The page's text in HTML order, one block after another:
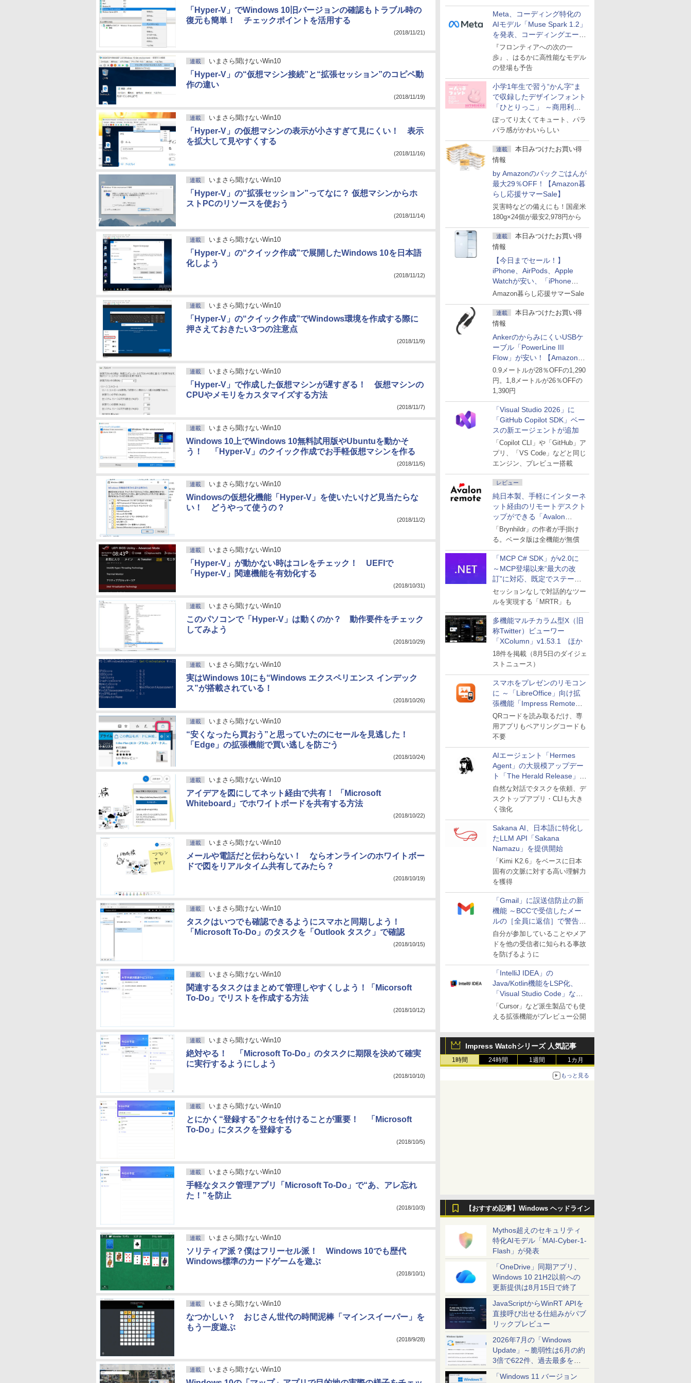
Meta、コーディング特化の
AIモデル「Muse Spark 1.2」
を発表、コーディングエージ
ェント「Muse Code」も
『フロンティアへの次の一
歩』、はるかに高性能なモデル
の登場も予告
小学1年生で習う“かん字”ま
で収録したデザインフォント
「ひとりっこ」 ～商用利用
OK
ぽってり太くてキュート、パラ
パラ感がかわいらしい
連載
本日みつけたお買い得
情報
by Amazonのパックごはんが
最大29％OFF！【Amazon暮
らし応援サマーSale】
災害時などの備えにも！国産米
180g×24個が最安2,978円から
連載
本日みつけたお買い得
情報
【今日までセール！】
iPhone、AirPods、Apple
Watchが安い、「iPhone
Air」256GB版が139,800円な
Amazon暮らし応援サマーSale
連載
本日みつけたお買い得
情報
AnkerのからみにくいUSBケ
ーブル「PowerLine III
Flow」が安い！【Amazon暮
らし応援サマーSale】
0.9メートルが28％OFFの1,290
円。1,8メートルが26％OFFの
1,390円
「Visual Studio 2026」に
「GitHub Copilot SDK」ベー
スの新エージェントが追加
「Copilot CLI」や「GitHub」ア
プリ、「VS Code」などと同じ
エンジン、プレビュー搭載
レビュー
純日本製、手軽にインターネ
ット経由のリモートデスクト
ップができる「Avalon
remote」
「Brynhildr」の作者が手掛け
る。ベータ版は全機能が無償
「MCP C# SDK」がv2.0に
～MCP登場以来“最大の改
訂”に対応、既定でステート
レスへ
セッションなしで対話的なツー
ルを実現する「MRTR」も
多機能マルチカラム型X（旧
称Twitter）ビューワー
「XColumn」v1.53.1 ほか
18件を掲載（8月5日のダイジェ
ストニュース）
スマホをプレゼンのリモコン
に ～「LibreOffice」向け拡
張機能「Impress Remote」
が公開
QRコードを読み取るだけ、専
用アプリもペアリングコードも
不要
AIエージェント「Hermes
Agent」の大規模アップデー
ト「The Herald Release」が
公開
自然な対話でタスクを依頼、デ
スクトップアプリ・CLIも大き
く強化
Sakana AI、日本語に特化し
たLLM API「Sakana
Namazu」を提供開始
「Kimi K2.6」をベースに日本
固有の文脈に対する高い理解力
を獲得
「Gmail」に誤送信防止の新
機能 ～BCCで受信したメー
ルの［全員に返信］で警告を
表示
自分が参加していることやメア
ドを他の受信者に知られる事故
を防げるように
「IntelliJ IDEA」の
Java/Kotlin機能をLSP化、
「Visual Studio Code」など
にも開放
「Cursor」など派生製品でも使
える拡張機能がプレビュー公開
Impress Watchシリーズ 人気記事
1時間 24時間 1週間 1カ月
もっと見る
【おすすめ記事】Windows ヘッドライン
Mythos超えのセキュリティ
特化AIモデル「MAI-Cyber-1-
Flash」が発表
「OneDrive」同期アプリ、
Windows 10 21H2以前への
更新提供は8月15日で終了
JavaScriptからWinRT APIを
直接呼び出せる仕組みがパブ
リックプレビュー
2026年7月の「Windows
Update」～脆弱性は6月の約
3倍で622件、過去最多を大
幅に更新
「Windows 11 バージョン
「Hyper-V」でWindows 10旧バージョンの確認もトラブル時の
復元も簡単！ チェックポイントを活用する
(2018/11/21)
連載 いまさら聞けないWin10
「Hyper-V」の“仮想マシン接続”と“拡張セッション”のコピペ動
作の違い
(2018/11/19)
連載 いまさら聞けないWin10
「Hyper-V」の仮想マシンの表示が小さすぎて見にくい！ 表示
を拡大して見やすくする
(2018/11/16)
連載 いまさら聞けないWin10
「Hyper-V」の“拡張セッション”ってなに？ 仮想マシンからホ
ストPCのリソースを使おう
(2018/11/14)
連載 いまさら聞けないWin10
「Hyper-V」の“クイック作成”で展開したWindows 10を日本語
化しよう
(2018/11/12)
連載 いまさら聞けないWin10
「Hyper-V」の“クイック作成”でWindows環境を作成する際に
押さえておきたい3つの注意点
(2018/11/9)
連載 いまさら聞けないWin10
「Hyper-V」で作成した仮想マシンが遅すぎる！ 仮想マシンの
CPUやメモリをカスタマイズする方法
(2018/11/7)
連載 いまさら聞けないWin10
Windows 10上でWindows 10無料試用版やUbuntuを動かそ
う！ 「Hyper-V」のクイック作成でお手軽仮想マシンを作る
(2018/11/5)
連載 いまさら聞けないWin10
Windowsの仮想化機能「Hyper-V」を使いたいけど見当たらな
い！ どうやって使うの？
(2018/11/2)
連載 いまさら聞けないWin10
「Hyper-V」が動かない時はコレをチェック！ UEFIで
「Hyper-V」関連機能を有効化する
(2018/10/31)
連載 いまさら聞けないWin10
このパソコンで「Hyper-V」は動くのか？ 動作要件をチェック
してみよう
(2018/10/29)
連載 いまさら聞けないWin10
実はWindows 10にも“Windows エクスペリエンス インデック
ス”が搭載されている！
(2018/10/26)
連載 いまさら聞けないWin10
“安くなったら買おう”と思っていたのにセールを見逃した！
「Edge」の拡張機能で買い逃しを防ごう
(2018/10/24)
連載 いまさら聞けないWin10
アイデアを図にしてネット経由で共有！ 「Microsoft
Whiteboard」でホワイトボードを共有する方法
(2018/10/22)
連載 いまさら聞けないWin10
メールや電話だと伝わらない！ ならオンラインのホワイトボー
ドで図をリアルタイム共有してみたら？
(2018/10/19)
連載 いまさら聞けないWin10
タスクはいつでも確認できるようにスマホと同期しよう！
「Microsoft To-Do」のタスクを「Outlook タスク」で確認
(2018/10/15)
連載 いまさら聞けないWin10
関連するタスクはまとめて管理しやすくしよう！「Micorsoft
To-Do」でリストを作成する方法
(2018/10/12)
連載 いまさら聞けないWin10
絶対やる！ 「Microsoft To-Do」のタスクに期限を決めて確実
に実行するようにしよう
(2018/10/10)
連載 いまさら聞けないWin10
とにかく“登録する”クセを付けることが重要！ 「Microsoft
To-Do」にタスクを登録する
(2018/10/5)
連載 いまさら聞けないWin10
手軽なタスク管理アプリ「Microsoft To-Do」で“あ、アレ忘れ
た！”を防止
(2018/10/3)
連載 いまさら聞けないWin10
ソリティア派？僕はフリーセル派！ Windows 10でも歴代
Windows標準のカードゲームを遊ぶ
(2018/10/1)
連載 いまさら聞けないWin10
なつかしい？ おじさん世代の時間泥棒「マインスイーパー」を
もう一度遊ぶ
(2018/9/28)
連載 いまさら聞けないWin10